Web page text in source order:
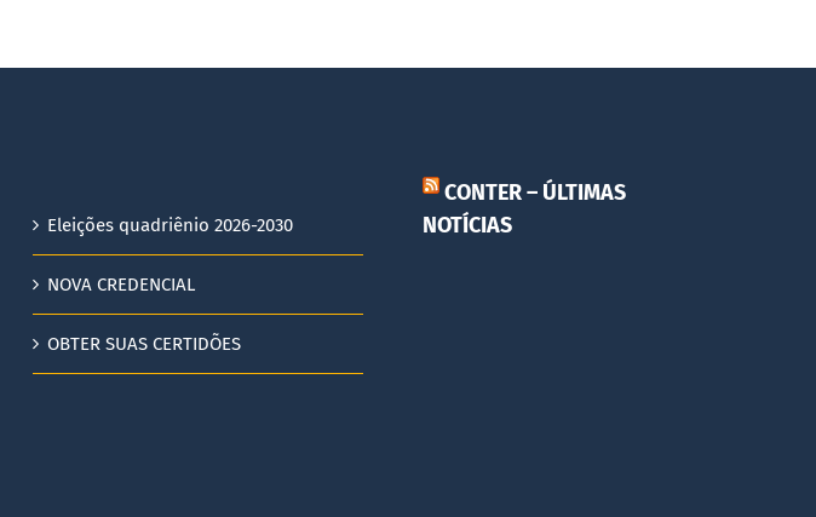
Eleições quadriênio 2026-2030
NOVA CREDENCIAL
OBTER SUAS CERTIDÕES
CONTER – ÚLTIMAS
NOTÍCIAS